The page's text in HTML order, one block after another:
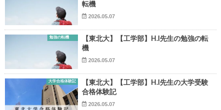
転機
2026.05.07
勉強の転機
【東北大】【工学部】H.I先生の勉強の転
機
2026.05.07
大学合格体験記
【東北大】【工学部】H.I先生の大学受験
合格体験記
2026.05.07